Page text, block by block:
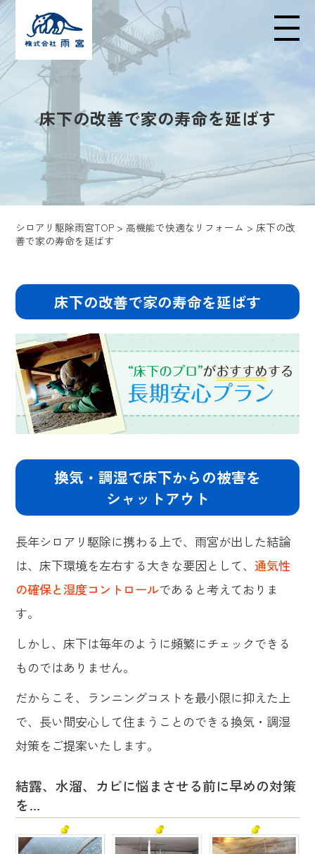
床下の改善で家の寿命を延ばす
シロアリ駆除雨宮TOP > 高機能で快適なリフォーム >床下の改
善で家の寿命を延ばす
床下の改善で家の寿命を延ばす
換気・調湿で床下からの被害を
シャットアウト
長年シロアリ駆除に携わる上で、雨宮が出した結論
は、床下環境を左右する大きな要因として、通気性
の確保と湿度コントロールであると考えておりま
す。
しかし、床下は毎年のように頻繁にチェックできる
ものではありません。
だからこそ、ランニングコストを最小限に抑えた上
で、長い間安心して住まうことのできる換気・調湿
対策をご提案いたします。
結露、水溜、カビに悩まさせる前に早めの対策
を…